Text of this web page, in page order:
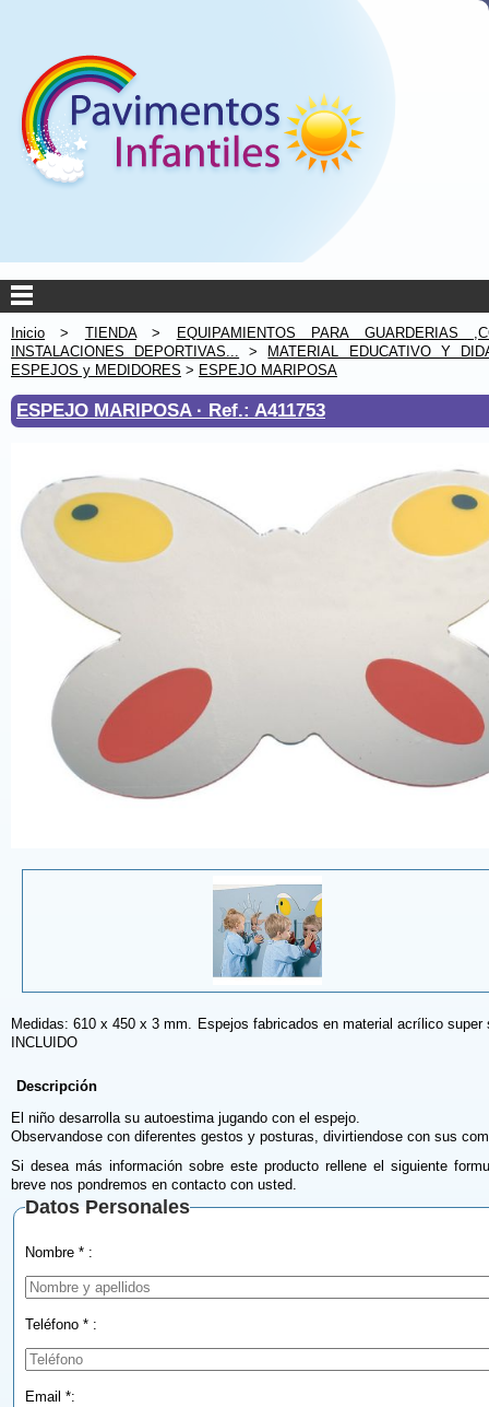
Inicio > TIENDA>
EQUIPAMIENTOS PARA GUARDERIAS
INSTALACIONES DEPORTIVAS... >
MATERIAL EDUCATIVO Y
ESPEJOS y MEDIDORES > ESPEJO MARIPOSA
ESPEJO MARIPOSA · Ref.: A411753
Medidas: 610 x 450 x 3 mm. Espejos fabricados en material acrílico super
INCLUIDO
Descripción
El niño desarrolla su autoestima jugando con el espejo.
Observandose con diferentes gestos y posturas, divirtiendose con sus
Si desea más información sobre este producto rellene el siguiente
breve nos pondremos en contacto con usted.
Datos Personales
Nombre * :
Teléfono * :
Email *: